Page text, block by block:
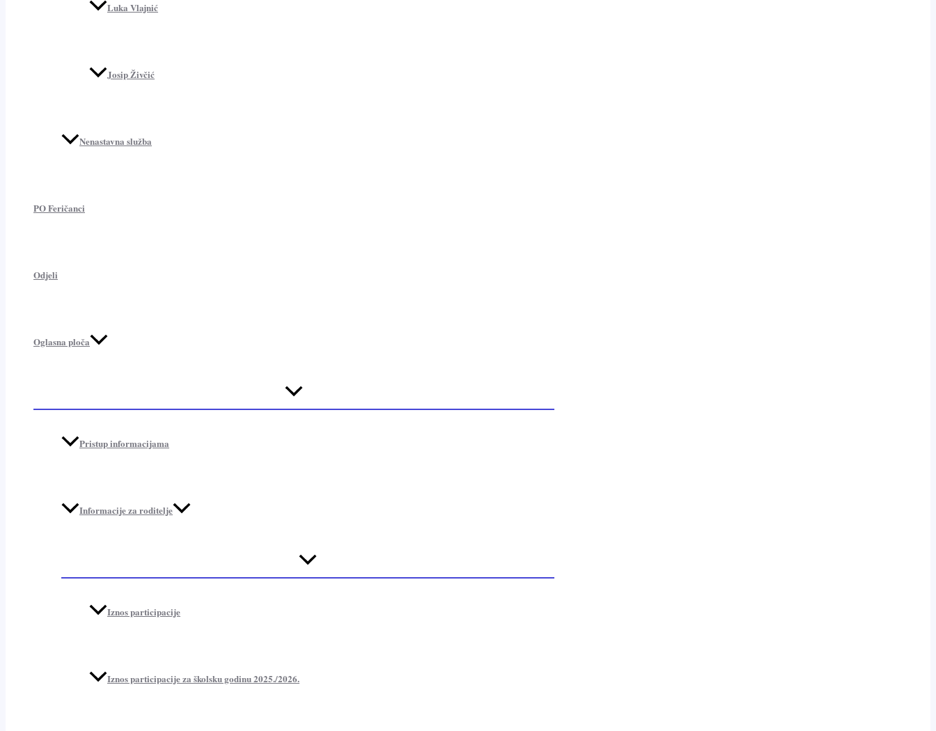
Luka Vlajnić
Josip Živčić
Nenastavna služba
PO Feričanci
Odjeli
Oglasna ploča
Menu
Toggle
Pristup informacijama
Informacije za roditelje
Menu
Toggle
Iznos participacije
Iznos participacije za školsku godinu 2025./2026.